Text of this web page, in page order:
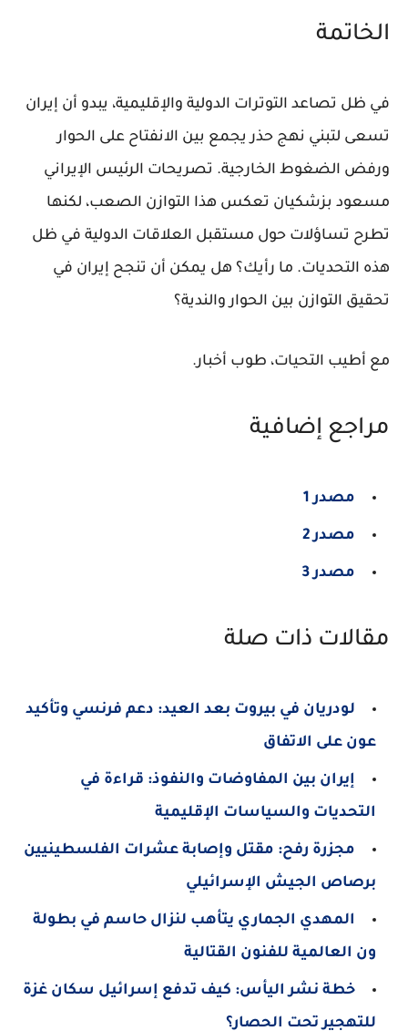
الخاتمة
في ظل تصاعد التوترات الدولية والإقليمية، يبدو أن إيران
تسعى لتبني نهج حذر يجمع بين الانفتاح على الحوار
ورفض الضغوط الخارجية. تصريحات الرئيس الإيراني
مسعود بزشكيان تعكس هذا التوازن الصعب، لكنها
تطرح تساؤلات حول مستقبل العلاقات الدولية في ظل
هذه التحديات. ما رأيك؟ هل يمكن أن تنجح إيران في
تحقيق التوازن بين الحوار والندية؟
مع أطيب التحيات، طوب أخبار.
مراجع إضافية
مصدر 1
مصدر 2
مصدر 3
مقالات ذات صلة
لودريان في بيروت بعد العيد: دعم فرنسي وتأكيد
عون على الاتفاق
إيران بين المفاوضات والنفوذ: قراءة في
التحديات والسياسات الإقليمية
مجزرة رفح: مقتل وإصابة عشرات الفلسطينيين
برصاص الجيش الإسرائيلي
المهدي الجماري يتأهب لنزال حاسم في بطولة
ون العالمية للفنون القتالية
خطة نشر اليأس: كيف تدفع إسرائيل سكان غزة
للتهجير تحت الحصار؟